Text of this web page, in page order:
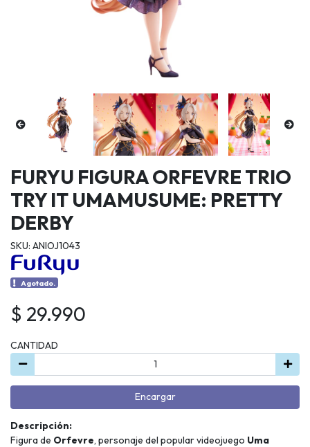
FURYU FIGURA ORFEVRE TRIO
TRY IT UMAMUSUME: PRETTY
DERBY
SKU: ANIOJ1043
Agotado.
$ 29.990
CANTIDAD
Encargar
Descripción:
Figura de Orfevre, personaje del popular videojuego Uma